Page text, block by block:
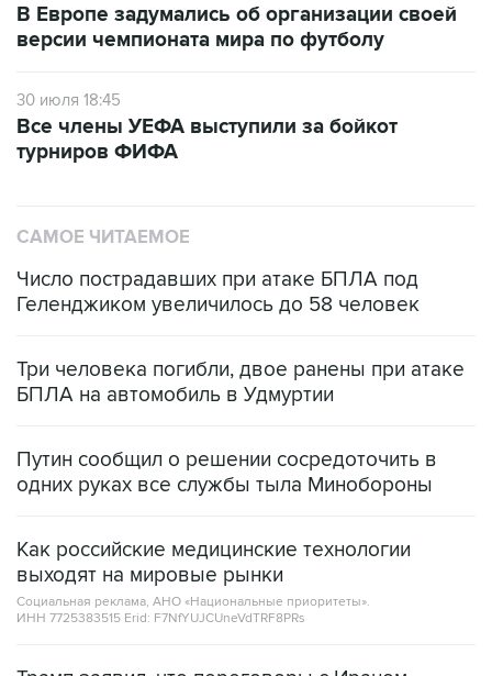
В Европе задумались об организации своей
версии чемпионата мира по футболу
30 июля 18:45
Все члены УЕФА выступили за бойкот
турниров ФИФА
САМОЕ ЧИТАЕМОЕ
Число пострадавших при атаке БПЛА под
Геленджиком увеличилось до 58 человек
Три человека погибли, двое ранены при атаке
БПЛА на автомобиль в Удмуртии
Путин сообщил о решении сосредоточить в
одних руках все службы тыла Минобороны
Как российские медицинские технологии
выходят на мировые рынки
Социальная реклама, АНО «Национальные приоритеты».
ИНН 7725383515 Erid: F7NfYUJCUneVdTRF8PRs